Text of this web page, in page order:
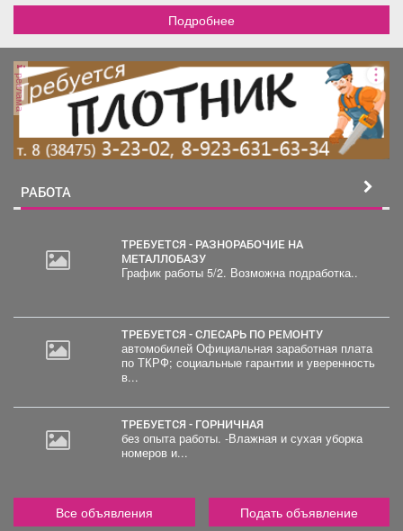
Подробнее
реклама
РАБОТА
ТРЕБУЕТСЯ - РАЗНОРАБОЧИЕ НА
МЕТАЛЛОБАЗУ
График работы 5/2. Возможна подработка..
ТРЕБУЕТСЯ - СЛЕСАРЬ ПО РЕМОНТУ
автомобилей Официальная заработная плата
по ТКРФ; социальные гарантии и уверенность
в...
ТРЕБУЕТСЯ - ГОРНИЧНАЯ
без опыта работы. -Влажная и сухая уборка
номеров и...
Все объявления Подать объявление